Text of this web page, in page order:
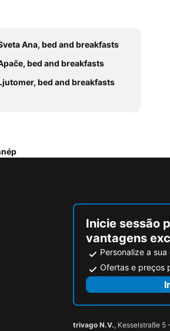
Ana, bed and breakfasts
bed and breakfasts
bed and breakfasts
Inicie sessão
vantagens
Personalize a
Ofertas e preços
trivago N.V., Kesselstraße 5